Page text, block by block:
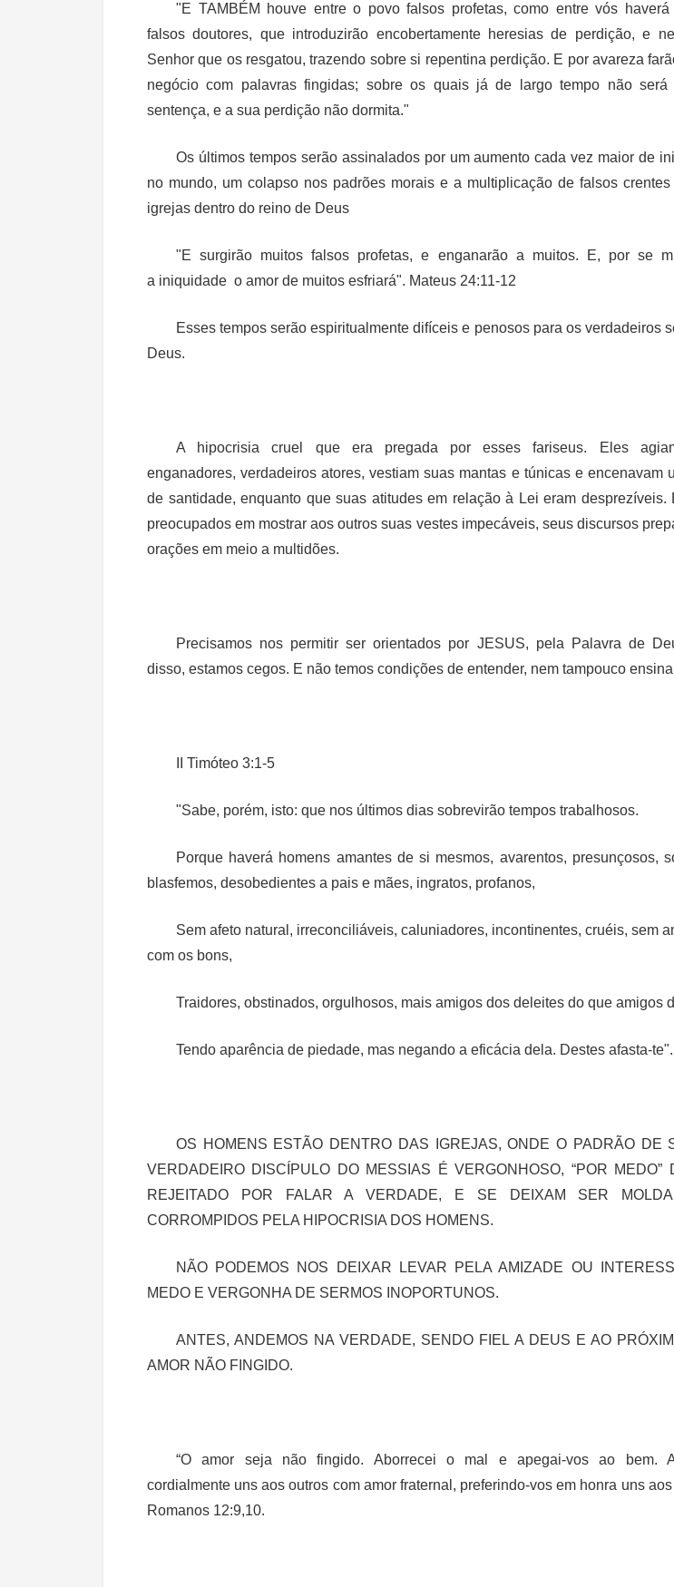
"E TAMBÉM houve entre o povo falsos profetas, como entre vós haverá
falsos doutores, que introduzirão encobertamente heresias de perdição, e
Senhor que os resgatou, trazendo sobre si repentina perdição. E por avareza
negócio com palavras fingidas; sobre os quais já de largo tempo não será
sentença, e a sua perdição não dormita."
Os últimos tempos serão assinalados por um aumento cada vez maior de
no mundo, um colapso nos padrões morais e a multiplicação de falsos
igrejas dentro do reino de Deus
"E surgirão muitos falsos profetas, e enganarão a muitos. E, por se
a iniquidade o amor de muitos esfriará". Mateus 24:11-12
Esses tempos serão espiritualmente difíceis e penosos para os verdadeiros
Deus.
A hipocrisia cruel que era pregada por esses fariseus. Eles
enganadores, verdadeiros atores, vestiam suas mantas e túnicas e encenavam
de santidade, enquanto que suas atitudes em relação à Lei eram desprezíveis.
preocupados em mostrar aos outros suas vestes impecáveis, seus discursos
orações em meio a multidões.
Precisamos nos permitir ser orientados por JESUS, pela Palavra de
disso, estamos cegos. E não temos condições de entender, nem tampouco
II Timóteo 3:1-5
"Sabe, porém, isto: que nos últimos dias sobrevirão tempos trabalhosos.
Porque haverá homens amantes de si mesmos, avarentos, presunçosos,
blasfemos, desobedientes a pais e mães, ingratos, profanos,
Sem afeto natural, irreconciliáveis, caluniadores, incontinentes, cruéis, sem
com os bons,
Traidores, obstinados, orgulhosos, mais amigos dos deleites do que amigos
Tendo aparência de piedade, mas negando a eficácia dela. Destes afasta-te".
OS HOMENS ESTÃO DENTRO DAS IGREJAS, ONDE O PADRÃO DE
VERDADEIRO DISCÍPULO DO MESSIAS É VERGONHOSO, “POR MEDO”
REJEITADO POR FALAR A VERDADE, E SE DEIXAM SER
CORROMPIDOS PELA HIPOCRISIA DOS HOMENS.
NÃO PODEMOS NOS DEIXAR LEVAR PELA AMIZADE OU
MEDO E VERGONHA DE SERMOS INOPORTUNOS.
ANTES, ANDEMOS NA VERDADE, SENDO FIEL A DEUS E AO
AMOR NÃO FINGIDO.
“O amor seja não fingido. Aborrecei o mal e apegai-vos ao bem.
cordialmente uns aos outros com amor fraternal, preferindo-vos em honra uns aos
Romanos 12:9,10.